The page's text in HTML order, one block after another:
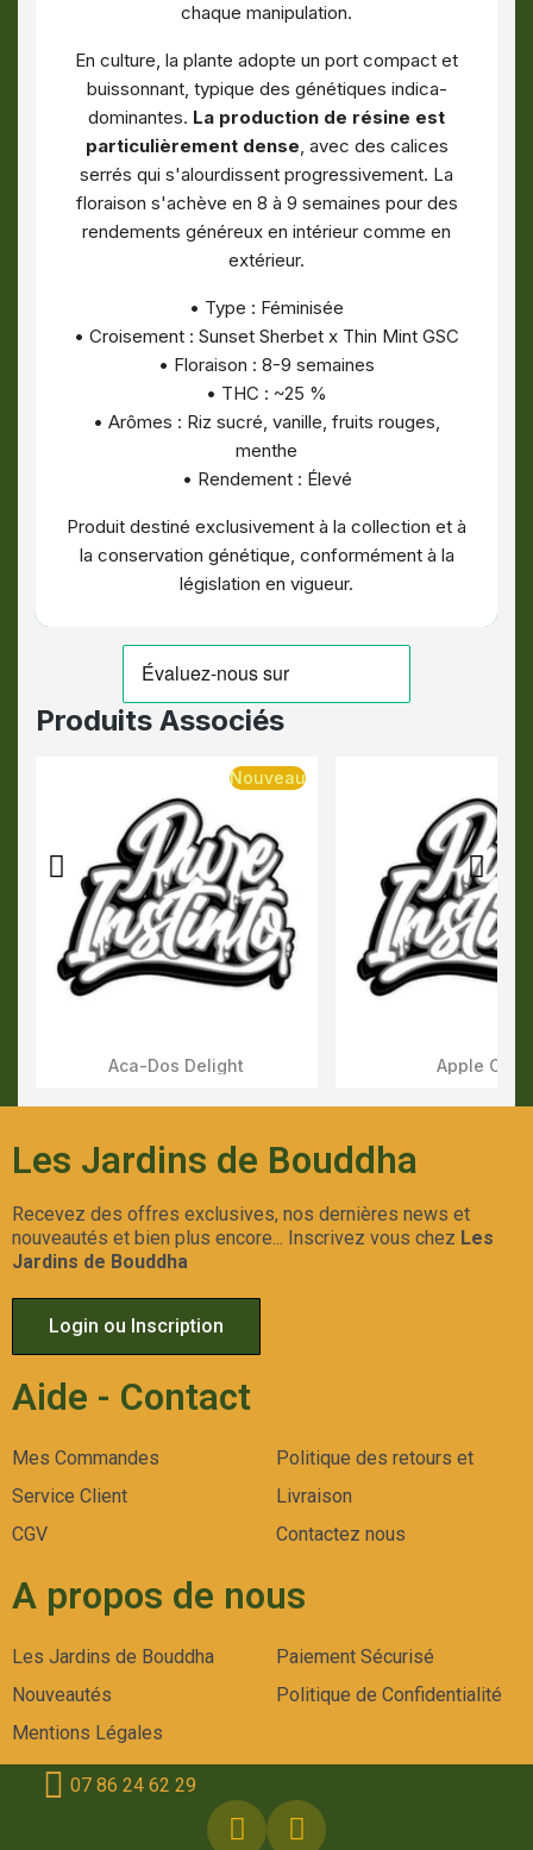
chaque manipulation.
En culture, la plante adopte un port compact et
buissonnant, typique des génétiques indica-
dominantes. La production de résine est
particulièrement dense, avec des calices
serrés qui s'alourdissent progressivement. La
floraison s'achève en 8 à 9 semaines pour des
rendements généreux en intérieur comme en
extérieur.
• Type : Féminisée
• Croisement : Sunset Sherbet x Thin Mint GSC
• Floraison : 8-9 semaines
• THC : ~25 %
• Arômes : Riz sucré, vanille, fruits rouges,
menthe
• Rendement : Élevé
Produit destiné exclusivement à la collection et à
la conservation génétique, conformément à la
législation en vigueur.
Produits Associés
Aperçu Rapide
Nouveau
Aca-Dos Delight Aperçu
Apple OG
Les Jardins de Bouddha
Recevez des offres exclusives, nos dernières news et
nouveautés et bien plus encore... Inscrivez vous chez Les
Jardins de Bouddha
Login ou Inscription
Aide - Contact
Mes Commandes
Service Client
CGV
Politique des retours et
Livraison
Contactez nous
A propos de nous
Les Jardins de Bouddha
Nouveautés
Mentions Légales
Paiement Sécurisé
Politique de Confidentialité
07 86 24 62 29